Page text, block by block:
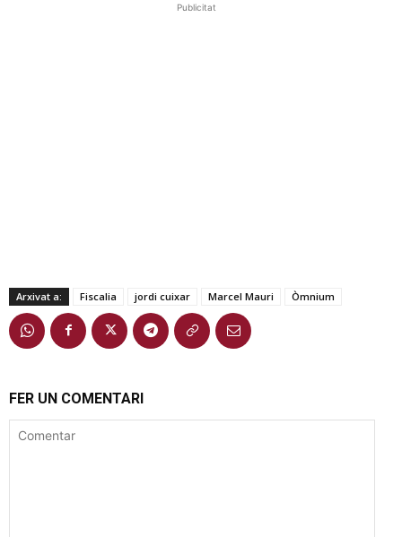
Publicitat
Arxivat a: Fiscalia jordi cuixar Marcel Mauri Òmnium
FER UN COMENTARI